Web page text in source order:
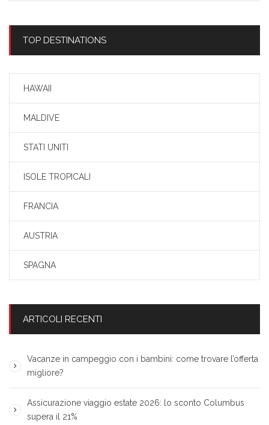
TOP DESTINATIONS
HAWAII
MALDIVE
STATI UNITI
ISOLE TROPICALI
FRANCIA
AUSTRIA
SPAGNA
ARTICOLI RECENTI
Vacanze in campeggio con i bambini: come trovare l’offerta
migliore?
Assicurazione viaggio estate 2026: lo sconto Columbus
supera il 21%